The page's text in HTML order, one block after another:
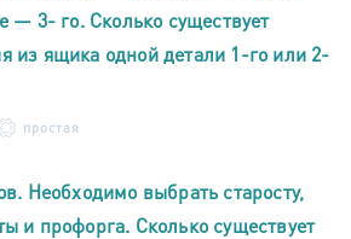
— 3- го. Сколько существует
из ящика одной детали 1-го или 2-
простая
Необходимо выбрать старосту,
и профорга. Сколько существует